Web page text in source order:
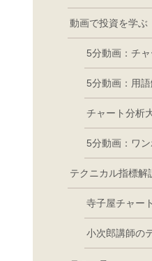
動画で投資を学ぶ
5分動画：チ
5分動画：用語
チャート分析
5分動画：ワ
テクニカル指標解
寺子屋チャー
小次郎講師の